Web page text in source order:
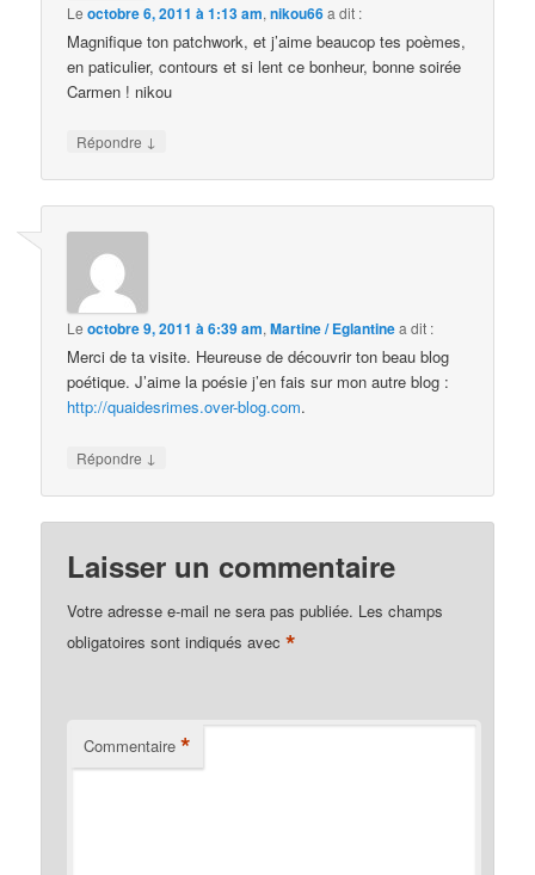
Leoctobre 6, 2011 à 1:13 am,nikou66a dit :
Magnifique ton patchwork, et j’aime beaucop tes poèmes,
en paticulier, contours et si lent ce bonheur, bonne soirée
Carmen ! nikou
Répondre ↓
Leoctobre 9, 2011 à 6:39 am,Martine / Eglantinea dit :
Merci de ta visite. Heureuse de découvrir ton beau blog
poétique. J’aime la poésie j’en fais sur mon autre blog :
http://quaidesrimes.over-blog.com.
Répondre ↓
Laisser un commentaire
Votre adresse e-mail ne sera pas publiée. Les champs
obligatoires sont indiqués avec*
Commentaire *